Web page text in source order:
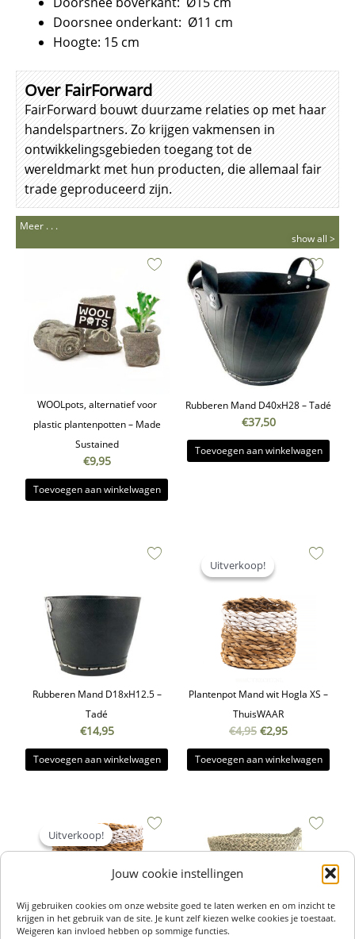
Jouw cookie instellingen
Wij gebruiken cookies om onze website goed te laten werken en om inzicht te
krijgen in het gebruik van de site. Je kunt zelf kiezen welke cookies je toestaat.
Weigeren kan invloed hebben op sommige functies.
Doorsnee onderkant: Ø11 cm
Hoogte: 15 cm
Over FairForward
FairForward bouwt duurzame relaties op met haar
handelspartners. Zo krijgen vakmensen in
ontwikkelingsgebieden toegang tot de
wereldmarkt met hun producten, die allemaal fair
trade geproduceerd zijn.
Meer . . .
show all >
WOOLpots, alternatief voor
plastic plantenpotten – Made
Sustained
€9,95
Toevoegen aan winkelwagen
Rubberen Mand D40xH28 – Tadé
€37,50
Toevoegen aan winkelwagen
Rubberen Mand D18xH12.5 –
Tadé
€14,95
Toevoegen aan winkelwagen
Uitverkoop!
Uitverkoop!
Plantenpot Mand wit Hogla XS –
ThuisWAAR
€4,95
Oorspronkelijke
was:
€2,95
Huidige
prijs
Toevoegen aan winkelwagen
Uitverkoop!
Uitverkoop!
Oorspronkelijke
prijs
was:
€10,95.
Huidige
prijs
is:
€4,95.